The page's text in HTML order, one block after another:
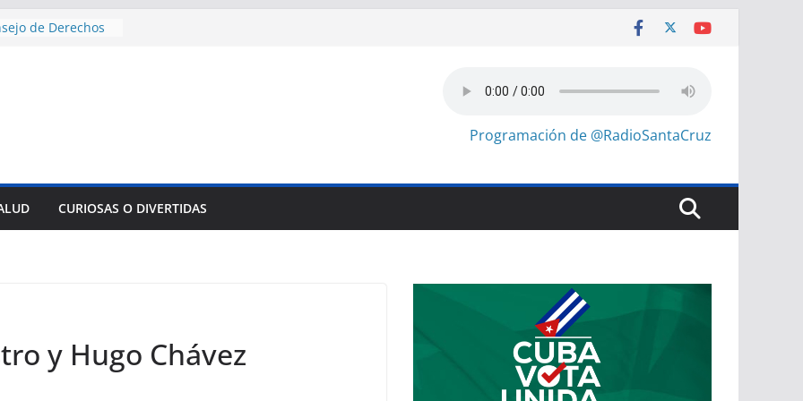
de Derechos
para importar
la movilidad
con martillo
contra Irán le
Programación de @RadioSantaCruz
CURIOSAS O DIVERTIDAS
y Hugo Chávez